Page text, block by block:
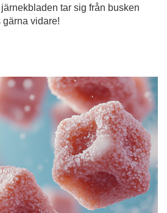
tar sig från busken
vidare!